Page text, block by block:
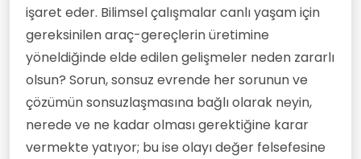
işaret eder. Bilimsel çalışmalar canlı yaşam için
gereksinilen araç-gereçlerin üretimine
yöneldiğinde elde edilen gelişmeler neden zararlı
olsun? Sorun, sonsuz evrende her sorunun ve
çözümün sonsuzlaşmasına bağlı olarak neyin,
nerede ve ne kadar olması gerektiğine karar
vermekte yatıyor; bu ise olayı değer felsefesine